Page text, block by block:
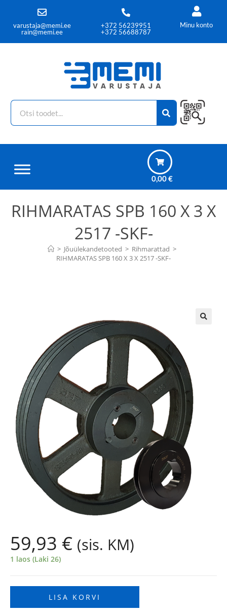
varustaja@memi.ee
rain@memi.ee
+372 56239951
+372 56688787
Minu konto
0,00€
RIHMARATAS SPB 160 X 3 X
2517 -SKF-
> Jõuülekandetooted > Rihmarattad >
RIHMARATAS SPB 160 X 3 X 2517 -SKF-
59,93 € (sis. KM)
1 laos (Laki 26)
LISA KORVI